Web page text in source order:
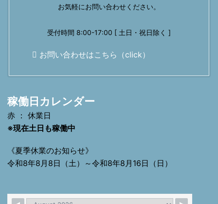
お気軽にお問い合わせください。
受付時間 8:00-17:00 [ 土日・祝日除く ]
お問い合わせはこちら（click）
稼働日カレンダー
赤 ： 休業日
※現在土日も稼働中
《夏季休業のお知らせ》
令和8年8月8日（土）～令和8年8月16日（日）